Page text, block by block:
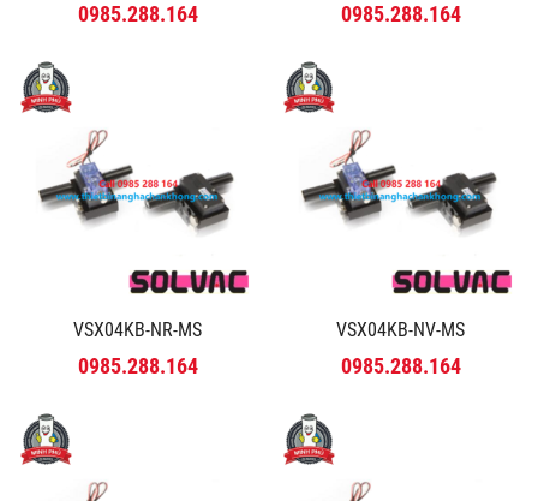
0985.288.164 0985.288.164
VSX04KB-NR-MS
0985.288.164
VSX04KB-NV-MS
0985.288.164